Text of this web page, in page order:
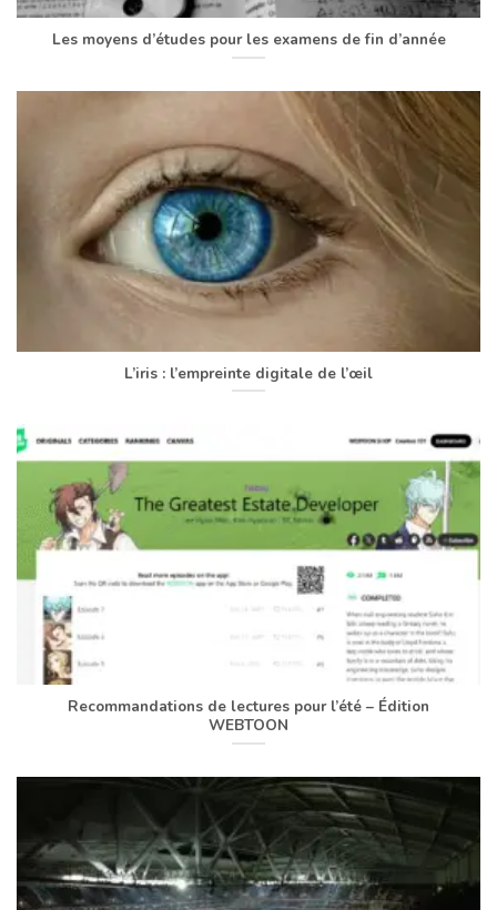
Les moyens d’études pour les examens de fin d’année
L’iris : l’empreinte digitale de l’œil
Recommandations de lectures pour l’été – Édition
WEBTOON